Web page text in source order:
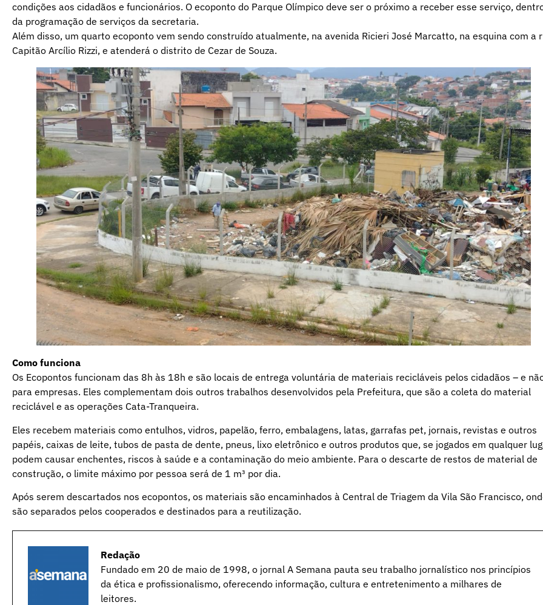
condições aos cidadãos e funcionários. O ecoponto do Parque Olímpico deve ser o próximo a receber esse serviço,
da programação de serviços da secretaria.
Além disso, um quarto ecoponto vem sendo construído atualmente, na avenida Ricieri José Marcatto, na esquina com a
Capitão Arcílio Rizzi, e atenderá o distrito de Cezar de Souza.
Como funciona
Os Ecopontos funcionam das 8h às 18h e são locais de entrega voluntária de materiais recicláveis pelos cidadãos – e
para empresas. Eles complementam dois outros trabalhos desenvolvidos pela Prefeitura, que são a coleta do material
reciclável e as operações Cata-Tranqueira.
Eles recebem materiais como entulhos, vidros, papelão, ferro, embalagens, latas, garrafas pet, jornais, revistas e outros
papéis, caixas de leite, tubos de pasta de dente, pneus, lixo eletrônico e outros produtos que, se jogados em qualquer
podem causar enchentes, riscos à saúde e a contaminação do meio ambiente. Para o descarte de restos de material de
construção, o limite máximo por pessoa será de 1 m³ por dia.
Após serem descartados nos ecopontos, os materiais são encaminhados à Central de Triagem da Vila São Francisco,
são separados pelos cooperados e destinados para a reutilização.
Redação
Fundado em 20 de maio de 1998, o jornal A Semana pauta seu trabalho jornalístico nos princípios
da ética e profissionalismo, oferecendo informação, cultura e entretenimento a milhares de
leitores.